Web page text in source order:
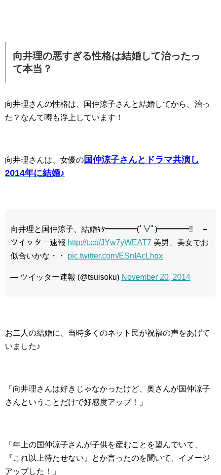
向井理の悪すぎる性格は結婚して治ったっ
て本当？
向井理さんの性格は、国仲涼子さんと結婚してから、治っ
た？なんて噂も浮上しています！
向井理さんは、女優の国仲涼子さんとドラマ共演し
2014年に結婚♪
向井理と国仲涼子、結婚ｷﾀ━━━━(ﾟ∀ﾟ)━━━━!! –
ツイッター速報 http://t.co/JYw7yWEAT7 美男、美女でお
似合いかな・・ pic.twitter.com/ESnIAcLhqx
— ツイッター速報 (@tsuisoku) November 20, 2014
お二人の結婚に、当時多くのネット民が祝福の声をあげて
いました♪
「向井理さんは好きじゃなかったけど、奥さんが国仲涼子
さんということだけで好感度アップ！」
「年上の国仲涼子さんが子供を産むことを望んでいて、
『これ以上待たせない』とか言ったのを聞いて、イメージ
アップした！」